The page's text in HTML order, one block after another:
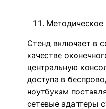
Стенд включает в
качестве
центральную
доступа в
ноутбукам
сетевые адаптеры